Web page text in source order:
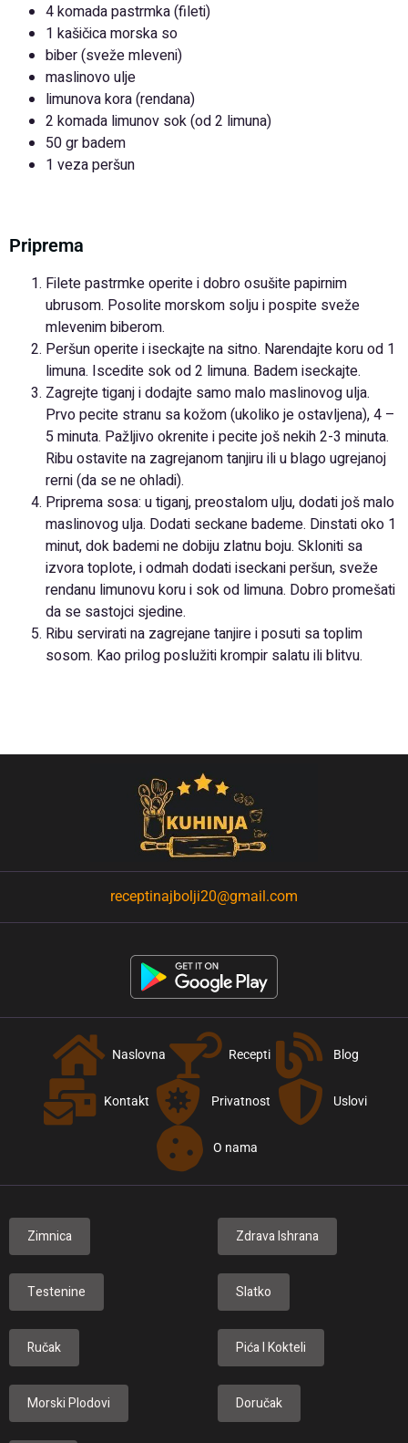
4 komada pastrmka (fileti)
1 kašičica morska so
biber (sveže mleveni)
maslinovo ulje
limunova kora (rendana)
2 komada limunov sok (od 2 limuna)
50 gr badem
1 veza peršun
Priprema
Filete pastrmke operite i dobro osušite papirnim
ubrusom. Posolite morskom solju i pospite sveže
mlevenim biberom.
Peršun operite i iseckajte na sitno. Narendajte koru od 1
limuna. Iscedite sok od 2 limuna. Badem iseckajte.
Zagrejte tiganj i dodajte samo malo maslinovog ulja.
Prvo pecite stranu sa kožom (ukoliko je ostavljena), 4 –
5 minuta. Pažljivo okrenite i pecite još nekih 2-3 minuta.
Ribu ostavite na zagrejanom tanjiru ili u blago ugrejanoj
rerni (da se ne ohladi).
Priprema sosa: u tiganj, preostalom ulju, dodati još malo
maslinovog ulja. Dodati seckane bademe. Dinstati oko 1
minut, dok bademi ne dobiju zlatnu boju. Skloniti sa
izvora toplote, i odmah dodati iseckani peršun, sveže
rendanu limunovu koru i sok od limuna. Dobro promešati
da se sastojci sjedine.
Ribu servirati na zagrejane tanjire i posuti sa toplim
sosom. Kao prilog poslužiti krompir salatu ili blitvu.
receptinajbolji20@gmail.com
Naslovna Recepti Blog
Kontakt Privatnost Uslovi
O nama
Zimnica Zdrava Ishrana
Testenine Slatko
Ručak Pića I Kokteli
Morski Plodovi Doručak